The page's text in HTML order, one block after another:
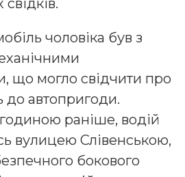
чоловіка був з
могло свідчити про
до автопригоди.
раніше, водій
вулицею Слівенською,
бокового